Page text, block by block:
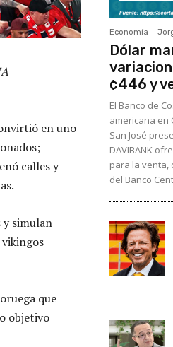
en uno
calles y
y simulan
que
objetivo
Economía
Dólar
¢446 y
El Banco de
americana en
San José
DAVIBANK
para la venta,
del Banco